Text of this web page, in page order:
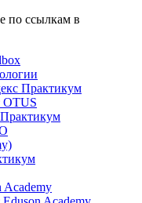
по ссылкам в
Практикум
OTUS
Academy